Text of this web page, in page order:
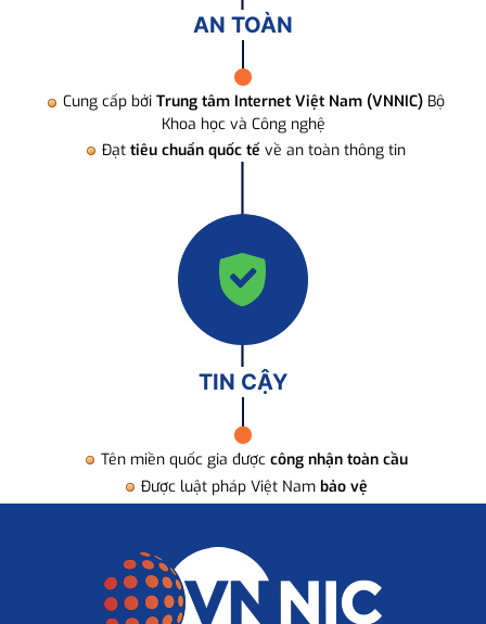
AN TOÀN
Cung cấp bởi Trung tâm Internet Việt Nam (VNNIC) Bộ
Khoa học và Công nghệ
Đạt tiêu chuẩn quốc tế về an toàn thông tin
TIN CẬY
Tên miền quốc gia được công nhận toàn cầu
Được luật pháp Việt Nam bảo vệ